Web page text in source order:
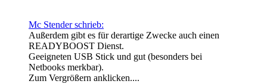
Mc Stender schrieb:
Außerdem gibt es für derartige Zwecke auch einen
READYBOOST Dienst.
Geeigneten USB Stick und gut (besonders bei
Netbooks merkbar).
Zum Vergrößern anklicken....